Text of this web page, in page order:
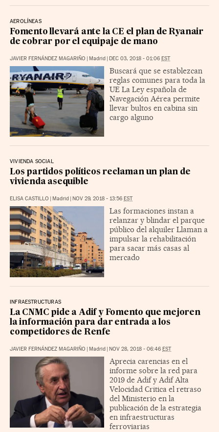
AEROLÍNEAS
Fomento llevará ante la CE el plan de Ryanair
de cobrar por el equipaje de mano
JAVIER FERNÁNDEZ MAGARIÑO | Madrid | DEC 03, 2018 - 01:06 EST
Buscará que se establezcan
reglas comunes para toda la
UE La Ley española de
Navegación Aérea permite
llevar bultos en cabina sin
cargo alguno
VIVIENDA SOCIAL
Los partidos políticos reclaman un plan de
vivienda asequible
ELISA CASTILLO Madrid NOV 29, 2018 - 13:56 EST
Las formaciones instan a
relanzar y blindar el parque
público del alquiler Llaman a
impulsar la rehabilitación
para sacar más casas al
mercado
INFRAESTRUCTURAS
La CNMC pide a Adif y Fomento que mejoren
la información para dar entrada a los
competidores de Renfe
JAVIER FERNÁNDEZ MAGARIÑO Madrid NOV 28, 2018 - 06:46 EST
Aprecia carencias en el
informe sobre la red para
2019 de Adif y Adif Alta
Velocidad Critica el retraso
del Ministerio en la
publicación de la estrategia
en infraestructuras
ferroviarias